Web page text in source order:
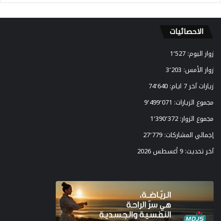
ت
ي
ل
ت
ع
ز
ز
ت
ط
و
ل
ع
الاحصائيات
زوار اليوم:1٬527
زوار الأمس: 3٬203
زيارات آخر 7 ايام:
74٬640
مجموع الزيارات: 9٬499٬071
مجموع الزوار:1٬390٬372
إجمالي المشاركات:27٬779
آخر تحديث:9 أغسطس 2026